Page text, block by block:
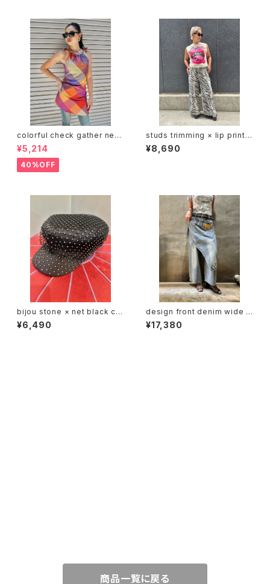
colorful check gather neck
design mini one-piece ワ
ンピース ミニワンピ チェック カ
ラフル リボン
¥5,214
40%OFF
studs trimming × lip print s
leeveless tops トップス ノー
スリーブ スタッズ プリント くち
¥8,690
bijou stone × net black ca
squette キャスケット 帽子 スト
ーン ネット キラキラ ブラック 黒
¥6,490
design front denim wide p
ants パンツ デニム フロント 重
ね着風 デザインパンツ
¥17,380
商品一覧に戻る